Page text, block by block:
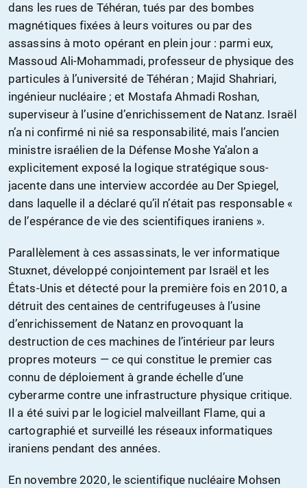
dans les rues de Téhéran, tués par des bombes
magnétiques fixées à leurs voitures ou par des
assassins à moto opérant en plein jour : parmi eux,
Massoud Ali-Mohammadi, professeur de physique des
particules à l’université de Téhéran ; Majid Shahriari,
ingénieur nucléaire ; et Mostafa Ahmadi Roshan,
superviseur à l’usine d’enrichissement de Natanz. Israël
n’a ni confirmé ni nié sa responsabilité, mais l’ancien
ministre israélien de la Défense Moshe Ya’alon a
explicitement exposé la logique stratégique sous-
jacente dans une interview accordée au Der Spiegel,
dans laquelle il a déclaré qu’il n’était pas responsable «
de l’espérance de vie des scientifiques iraniens ».
Parallèlement à ces assassinats, le ver informatique
Stuxnet, développé conjointement par Israël et les
États-Unis et détecté pour la première fois en 2010, a
détruit des centaines de centrifugeuses à l’usine
d’enrichissement de Natanz en provoquant la
destruction de ces machines de l’intérieur par leurs
propres moteurs — ce qui constitue le premier cas
connu de déploiement à grande échelle d’une
cyberarme contre une infrastructure physique critique.
Il a été suivi par le logiciel malveillant Flame, qui a
cartographié et surveillé les réseaux informatiques
iraniens pendant des années.
En novembre 2020, le scientifique nucléaire Mohsen